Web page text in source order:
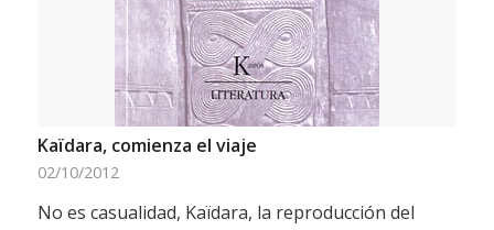
Kaïdara, comienza el viaje
02/10/2012
No es casualidad, Kaïdara, la reproducción del